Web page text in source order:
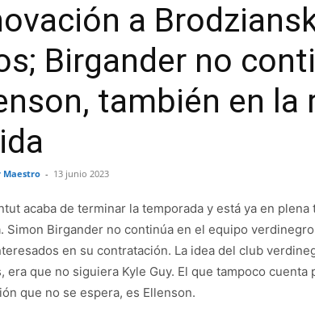
a
Birgander no
también en la
Maestro - 13 junio 2023
acaba de terminar la temporada y está ya en
Simon Birgander no continúa en el equipo
en su contratación. La idea del club
era que no siguiera Kyle Guy. El que tampoco cuenta
que no se espera, es Ellenson.